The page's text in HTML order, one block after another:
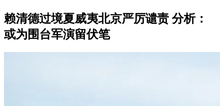
赖清德过境夏威夷北京严厉谴责 分析：
或为围台军演留伏笔